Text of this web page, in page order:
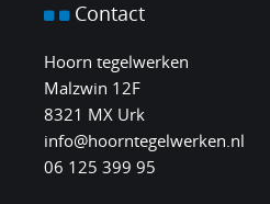
Contact
Hoorn tegelwerken
Malzwin 12F
8321 MX Urk
info@hoorntegelwerken.nl
06 125 399 95